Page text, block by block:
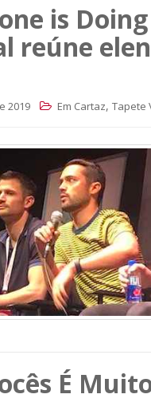
is
reúne
2019 Em Cartaz, Tapete
É